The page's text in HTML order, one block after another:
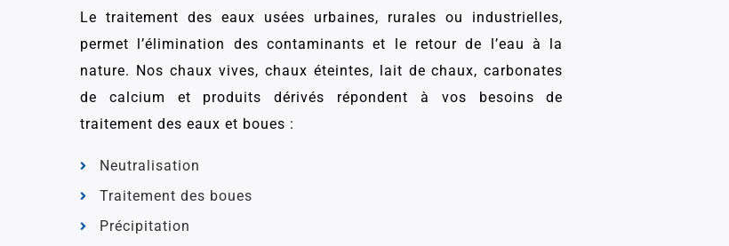
Le traitement des eaux usées urbaines, rurales ou industrielles,
permet l’élimination des contaminants et le retour de l’eau à la
nature. Nos chaux vives, chaux éteintes, lait de chaux, carbonates
de calcium et produits dérivés répondent à vos besoins de
traitement des eaux et boues :
Neutralisation
Traitement des boues
Précipitation